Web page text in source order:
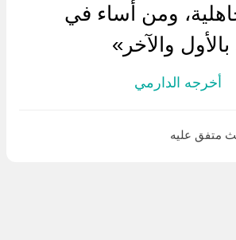
ومن أساء في
والآخر»
أخرجه الدارمي
متفق عليه